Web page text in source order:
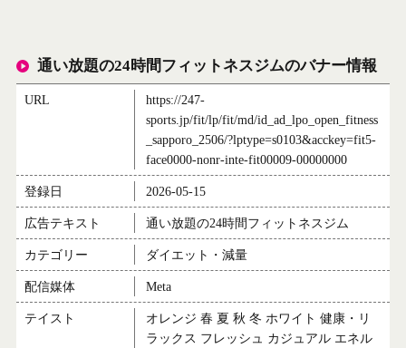
通い放題の24時間フィットネスジムのバナー情報
URL
https://247-
sports.jp/fit/lp/fit/md/id_ad_lpo_open_fitness
_sapporo_2506/?lptype=s0103&acckey=fit5-
face0000-nonr-inte-fit00009-00000000
登録日 2026-05-15
広告テキスト 通い放題の24時間フィットネスジム
カテゴリー ダイエット・減量
配信媒体 Meta
テイスト
オレンジ 春 夏 秋 冬 ホワイト 健康・リ
ラックス フレッシュ カジュアル エネル